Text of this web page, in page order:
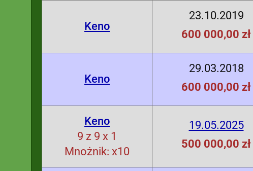
Keno
23.10.2019
600 000,00 zł
Keno
29.03.2018
600 000,00 zł
Keno
9 z 9 x 1
Mnożnik: x10
19.05.2025
500 000,00 zł